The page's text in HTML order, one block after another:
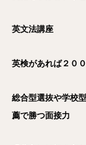
英文法講座
英検があれば２０
総合型選抜や学校
薦で勝つ面接力